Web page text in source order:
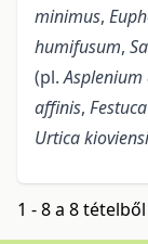
minimus,
humifusum,
(pl.
affinis,
Urtica
1 - 8 a 8 tételből